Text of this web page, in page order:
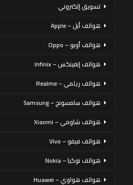
تسويق إلكتروني
هواتف أبل – Apple
هواتف أوبو – Oppo
هواتف إنفينكس – Infinix
هواتف ريلمي – Realme
هواتف سامسونج – Samsung
هواتف شاومي – Xiaomi
هواتف فيفو – Vivo
هواتف نوكيا – Nokia
هواتف هواوي – Huawei